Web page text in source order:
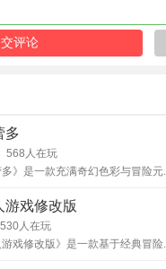
多
568 人在玩
多》是一款充满奇幻色彩与冒险元...
游戏修改版
530 人在玩
游戏修改版》是一款基于经典冒险...